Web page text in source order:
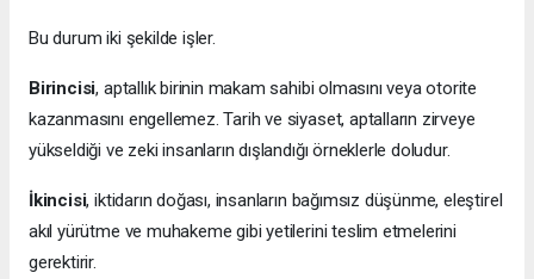
Bu durum iki şekilde işler.
Birincisi, aptallık birinin makam sahibi olmasını veya otorite
kazanmasını engellemez. Tarih ve siyaset, aptalların zirveye
yükseldiği ve zeki insanların dışlandığı örneklerle doludur.
İkincisi, iktidarın doğası, insanların bağımsız düşünme, eleştirel
akıl yürütme ve muhakeme gibi yetilerini teslim etmelerini
gerektirir.